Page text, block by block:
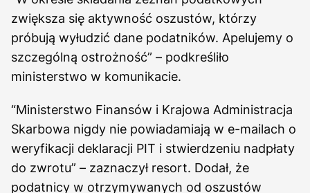
zwiększa się aktywność oszustów, którzy
próbują wyłudzić dane podatników. Apelujemy o
szczególną ostrożność” – podkreśliło
ministerstwo w komunikacie.
“Ministerstwo Finansów i Krajowa Administracja
Skarbowa nigdy nie powiadamiają w e-mailach o
weryfikacji deklaracji PIT i stwierdzeniu nadpłaty
do zwrotu” – zaznaczył resort. Dodał, że
podatnicy w otrzymywanych od oszustów